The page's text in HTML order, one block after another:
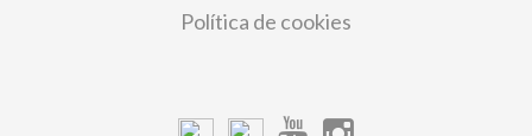
Política de cookies